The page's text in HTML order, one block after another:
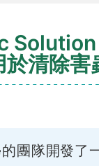
清除害
團隊開發了